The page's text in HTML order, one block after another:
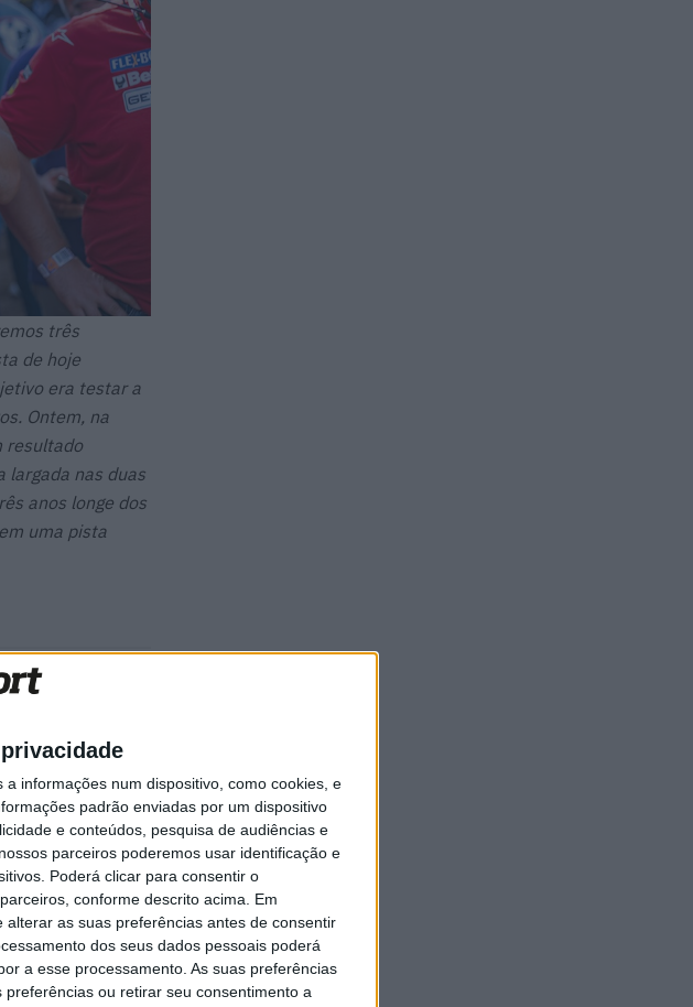
informações num dispositivo, como cookies, e
padrão enviadas por um dispositivo
e conteúdos, pesquisa de audiências e
parceiros poderemos usar identificação e
Poderá clicar para consentir o
conforme descrito acima. Em
as suas preferências antes de consentir
dos seus dados pessoais poderá
a esse processamento. As suas preferências
ou retirar seu consentimento a
três
de hoje
era testar a
Ontem, na
resultado
largada nas duas
anos longe dos
uma pista
Bezzecchi
verde para correr
2026